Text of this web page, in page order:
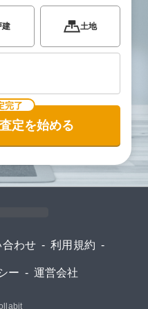
建 土地
完了
定を始める
合わせ - 利用規約 -
ー - 運営会社